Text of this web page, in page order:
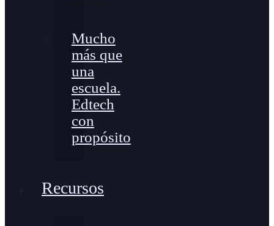
Mucho
más que
una
escuela.
Edtech
con
propósito
Recursos